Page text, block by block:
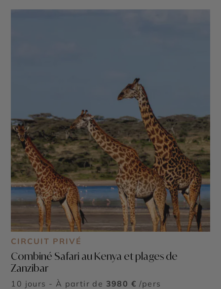
CIRCUIT PRIVÉ
Combiné Safari au Kenya et plages de
Zanzibar
10 jours - À partir de 3980 € /pers